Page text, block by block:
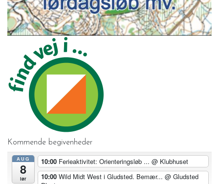
Kommende begivenheder
AUG
8
lør
10:00 Ferieaktivitet: Orienteringsløb ... @ Klubhuset
10:00 Wild Midt West i Gludsted. Bemær... @ Gludsted